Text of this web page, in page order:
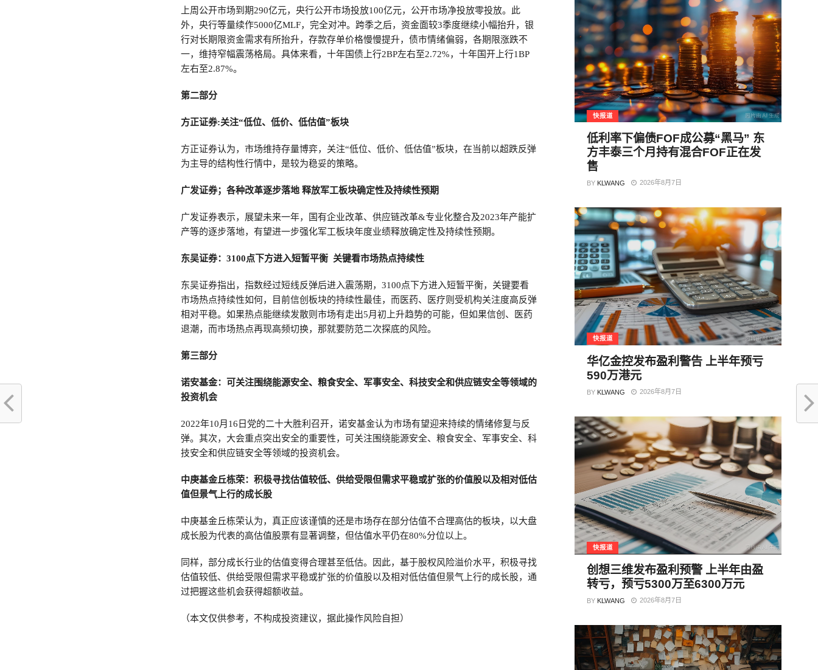
上周公开市场到期290亿元，央行公开市场投放100亿元，公开市场净投放零投放。此
外，央行等量续作5000亿MLF，完全对冲。跨季之后，资金面较3季度继续小幅抬升，银
行对长期限资金需求有所抬升，存款存单价格慢慢提升，债市情绪偏弱，各期限涨跌不
一，维持窄幅震荡格局。具体来看，十年国债上行2BP左右至2.72%，十年国开上行1BP
左右至2.87%。
第二部分
方正证券:关注“低位、低价、低估值”板块
方正证券认为，市场维持存量博弈，关注“低位、低价、低估值”板块，在当前以超跌反弹
为主导的结构性行情中，是较为稳妥的策略。
广发证券；各种改革逐步落地 释放军工板块确定性及持续性预期
广发证券表示，展望未来一年，国有企业改革、供应链改革&专业化整合及2023年产能扩
产等的逐步落地，有望进一步强化军工板块年度业绩释放确定性及持续性预期。
东吴证券：3100点下方进入短暂平衡 关键看市场热点持续性
东吴证券指出，指数经过短线反弹后进入震荡期，3100点下方进入短暂平衡，关键要看
市场热点持续性如何，目前信创板块的持续性最佳，而医药、医疗则受机构关注度高反弹
相对平稳。如果热点能继续发散则市场有走出5月初上升趋势的可能，但如果信创、医药
退潮，而市场热点再现高频切换，那就要防范二次探底的风险。
第三部分
诺安基金：可关注围绕能源安全、粮食安全、军事安全、科技安全和供应链安全等领域的
投资机会
2022年10月16日党的二十大胜利召开，诺安基金认为市场有望迎来持续的情绪修复与反
弹。其次，大会重点突出安全的重要性，可关注围绕能源安全、粮食安全、军事安全、科
技安全和供应链安全等领域的投资机会。
中庚基金丘栋荣：积极寻找估值较低、供给受限但需求平稳或扩张的价值股以及相对低估
值但景气上行的成长股
中庚基金丘栋荣认为，真正应该谨慎的还是市场存在部分估值不合理高估的板块，以大盘
成长股为代表的高估值股票有显著调整，但估值水平仍在80%分位以上。
同样，部分成长行业的估值变得合理甚至低估。因此，基于股权风险溢价水平，积极寻找
估值较低、供给受限但需求平稳或扩张的价值股以及相对低估值但景气上行的成长股，通
过把握这些机会获得超额收益。
（本文仅供参考，不构成投资建议，据此操作风险自担）
快报道
低利率下偏债FOF成公募“黑马” 东
方丰泰三个月持有混合FOF正在发
售
BY KLWANG 2026年8月7日
快报道
华亿金控发布盈利警告 上半年预亏
590万港元
BY KLWANG 2026年8月7日
快报道
创想三维发布盈利预警 上半年由盈
转亏，预亏5300万至6300万元
BY KLWANG 2026年8月7日